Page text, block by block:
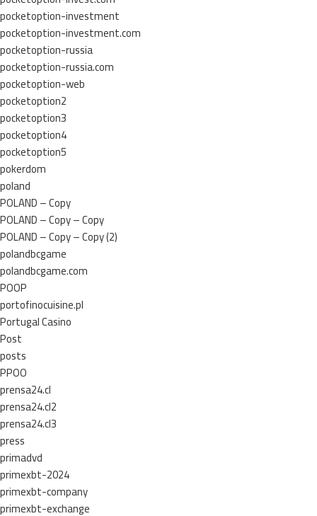
pocketoption-investment
pocketoption-investment.com
pocketoption-russia
pocketoption-russia.com
pocketoption-web
pocketoption2
pocketoption3
pocketoption4
pocketoption5
pokerdom
poland
POLAND – Copy
POLAND – Copy – Copy
POLAND – Copy – Copy (2)
polandbcgame
polandbcgame.com
POOP
portofinocuisine.pl
Portugal Casino
Post
posts
PPOO
prensa24.cl
prensa24.cl2
prensa24.cl3
press
primadvd
primexbt-2024
primexbt-company
primexbt-exchange